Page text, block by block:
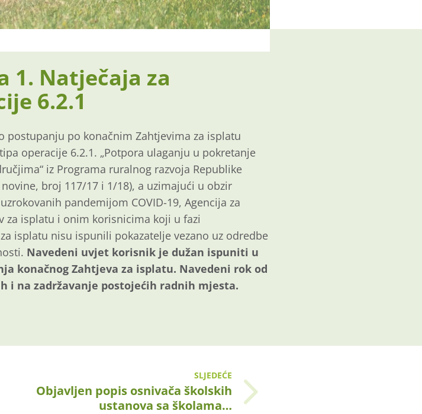
1. Natječaja za
6.2.1
po konačnim Zahtjevima za isplatu
operacije 6.2.1. „Potpora ulaganju u pokretanje
iz Programa ruralnog razvoja Republike
broj 117/17 i 1/18), a uzimajući u obzir
pandemijom COVID-19, Agencija za
za isplatu i onim korisnicima koji u fazi
isplatu nisu ispunili pokazatelje vezano uz odredbe
Navedeni uvjet korisnik je dužan ispuniti u
konačnog Zahtjeva za isplatu. Navedeni rok od
i na zadržavanje postojećih radnih mjesta.
SLJEDEĆE
Objavljen popis osnivača školskih
ustanova sa školama…